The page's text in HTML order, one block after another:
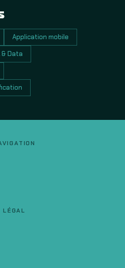
Application mobile
& Data
LÉGAL